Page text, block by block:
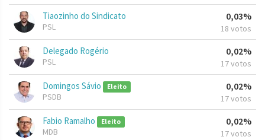
Tiaozinho do Sindicato
PSL
0,03%
18 votos
Delegado Rogério
PSL
0,02%
17 votos
Domingos Sávio Eleito
PSDB
0,02%
17 votos
Fabio Ramalho Eleito
MDB
0,02%
17 votos